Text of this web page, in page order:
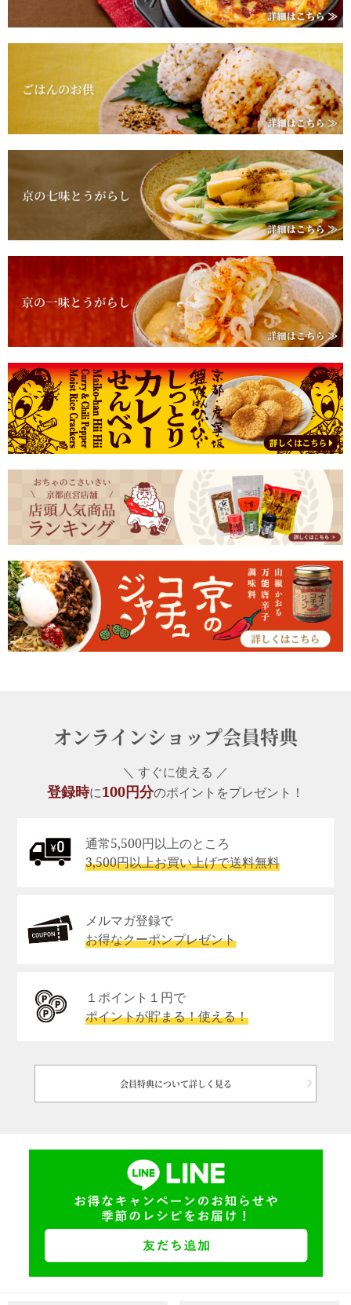
オンラインショップ会員特典
＼ すぐに使える ／
登録時に100円分のポイントをプレゼント！
通常5,500円以上のところ
3,500円以上お買い上げで送料無料
メルマガ登録で
お得なクーポンプレゼント
１ポイント１円で
ポイントが貯まる！使える！
会員特典について詳しく見る